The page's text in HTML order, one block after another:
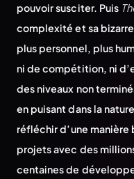
pouvoir susciter. Puis
complexité et sa
plus personnel, plus
ni de compétition, ni
des niveaux non
en puisant dans la
réfléchir d’une
projets avec des
centaines de